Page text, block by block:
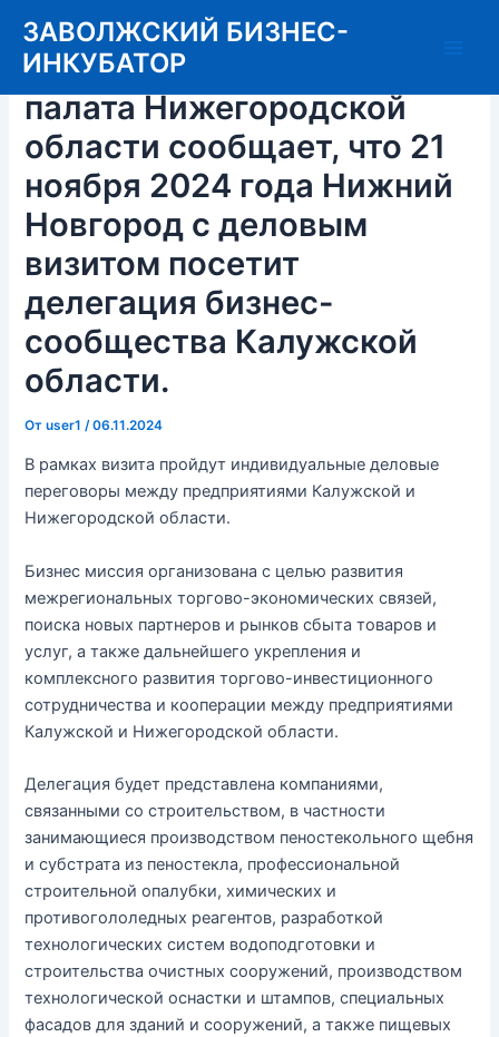
содержимому
ЗАВОЛЖСКИЙ БИЗНЕС-
ИНКУБАТОР
Торгово-промышленная
палата Нижегородской
области сообщает, что 21
ноября 2024 года Нижний
Новгород с деловым
визитом посетит
делегация бизнес-
сообщества Калужской
области.
Отuser1 /06.11.2024
В рамках визита пройдут индивидуальные деловые
переговоры между предприятиями Калужской и
Нижегородской области.
Бизнес миссия организована с целью развития
межрегиональных торгово-экономических связей,
поиска новых партнеров и рынков сбыта товаров и
услуг, а также дальнейшего укрепления и
комплексного развития торгово-инвестиционного
сотрудничества и кооперации между предприятиями
Калужской и Нижегородской области.
Делегация будет представлена компаниями,
связанными со строительством, в частности
занимающиеся производством пеностекольного щебня
и субстрата из пеностекла, профессиональной
строительной опалубки, химических и
противогололедных реагентов, разработкой
технологических систем водоподготовки и
строительства очистных сооружений, производством
технологической оснастки и штампов, специальных
фасадов для зданий и сооружений, а также пищевых